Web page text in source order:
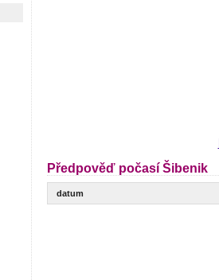
Předpověď počasí Šibenik
datum